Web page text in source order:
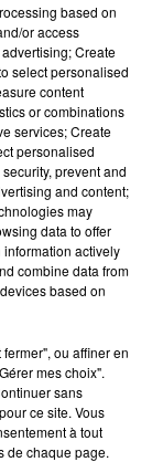
FEMME ET
avoir
trois mois
based on
or access
Create
select personalised
content
or combinations
services; Create
personalised
prevent and
and content;
may
data to offer
actively
combine data from
based on
ou affiner en
mes choix".
sans
ce site. Vous
à tout
de chaque page.